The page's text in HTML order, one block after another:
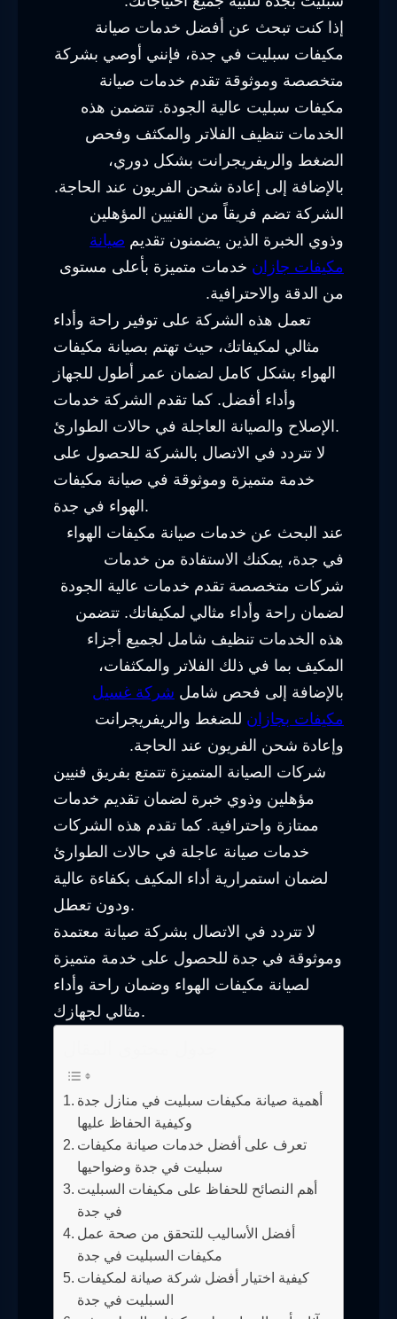
إذا كنت تبحث عن أفضل خدمات صيانة
مكيفات سبليت في جدة، فإنني أوصي بشركة
متخصصة وموثوقة تقدم خدمات صيانة
مكيفات سبليت عالية الجودة. تتضمن هذه
الخدمات تنظيف الفلاتر والمكثف وفحص
الضغط والريفريجرانت بشكل دوري،
بالإضافة إلى إعادة شحن الفريون عند الحاجة.
الشركة تضم فريقاً من الفنيين المؤهلين
وذوي الخبرة الذين يضمنون تقديم صيانة
مكيفات جازان خدمات متميزة بأعلى مستوى
من الدقة والاحترافية.
تعمل هذه الشركة على توفير راحة وأداء
مثالي لمكيفاتك، حيث تهتم بصيانة مكيفات
الهواء بشكل كامل لضمان عمر أطول للجهاز
وأداء أفضل. كما تقدم الشركة خدمات
الإصلاح والصيانة العاجلة في حالات الطوارئ.
لا تتردد في الاتصال بالشركة للحصول على
خدمة متميزة وموثوقة في صيانة مكيفات
الهواء في جدة.
عند البحث عن خدمات صيانة مكيفات الهواء
في جدة، يمكنك الاستفادة من خدمات
شركات متخصصة تقدم خدمات عالية الجودة
لضمان راحة وأداء مثالي لمكيفاتك. تتضمن
هذه الخدمات تنظيف شامل لجميع أجزاء
المكيف بما في ذلك الفلاتر والمكثفات،
بالإضافة إلى فحص شامل شركة غسيل
مكيفات بجازان للضغط والريفريجرانت
وإعادة شحن الفريون عند الحاجة.
شركات الصيانة المتميزة تتمتع بفريق فنيين
مؤهلين وذوي خبرة لضمان تقديم خدمات
ممتازة واحترافية. كما تقدم هذه الشركات
خدمات صيانة عاجلة في حالات الطوارئ
لضمان استمرارية أداء المكيف بكفاءة عالية
ودون تعطل.
لا تتردد في الاتصال بشركة صيانة معتمدة
وموثوقة في جدة للحصول على خدمة متميزة
لصيانة مكيفات الهواء وضمان راحة وأداء
مثالي لجهازك.
أهمية صيانة مكيفات سبليت في منازل جدة
وكيفية الحفاظ عليها
تعرف على أفضل خدمات صيانة مكيفات
سبليت في جدة وضواحيها
أهم النصائح للحفاظ على مكيفات السبليت
في جدة
أفضل الأساليب للتحقق من صحة عمل
مكيفات السبليت في جدة
كيفية اختيار أفضل شركة صيانة لمكيفات
السبليت في جدة